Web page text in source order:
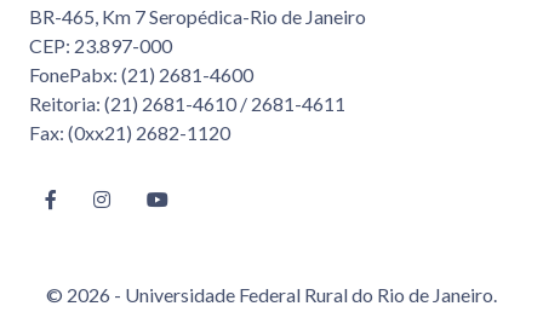
BR-465, Km 7 Seropédica-Rio de Janeiro
CEP: 23.897-000
FonePabx: (21) 2681-4600
Reitoria: (21) 2681-4610 / 2681-4611
Fax: (0xx21) 2682-1120
© 2026 - Universidade Federal Rural do Rio de Janeiro.